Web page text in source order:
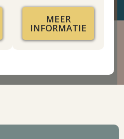
MEER
INFORMATIE